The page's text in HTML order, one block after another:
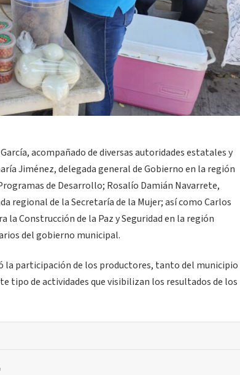
acompañado de diversas autoridades estatales y
Jiménez, delegada general de Gobierno en la región
de Desarrollo; Rosalío Damián Navarrete,
regional de la Secretaría de la Mujer; así como Carlos
la Construcción de la Paz y Seguridad en la región
del gobierno municipal.
la participación de los productores, tanto del municipio
tipo de actividades que visibilizan los resultados de los